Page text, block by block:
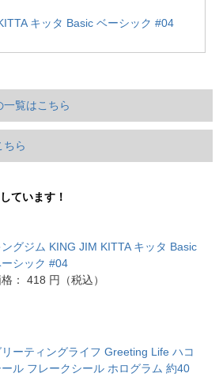
キッタ Basic ベーシック #04
一覧はこちら
ちら
ています！
ングジム KING JIM KITTA キッタ Basic
シック #04
： 418 円（税込）
リーティングライフ Greeting Life ハコ
ール フレークシール ホログラム 約40